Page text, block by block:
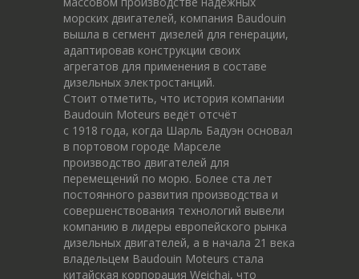
морских двигателей, компания Baudouin
вышла в сегмент дизелей для генерации,
адаптировав конструкции своих
агрегатов для применения в составе
дизельных электростанций.
Стоит отметить, что история компании
Baudouin Moteurs ведёт отсчёт
c 1918 года, когда Шарль Бадуэн основал
в портовом городе Марселе
производство двигателей для
перемещений по морю. Более ста лет
постоянного развития производства и
совершенствования технологий вывели
компанию в лидеры европейского рынка
дизельных двигателей, а в начала 21 века
владельцем Baudouin Moteurs стала
китайская корпорация Weichai, что